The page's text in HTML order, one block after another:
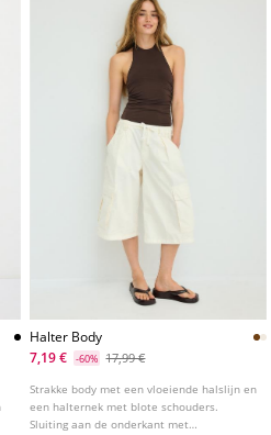
Halter Body
7,19 €
-60% 17,99 €
Strakke body met een vloeiende halslijn en
een halternek met blote schouders.
Sluiting aan de onderkant met